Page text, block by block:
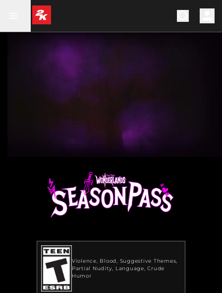
Violence Blood Suggestive Themes
Partial Nudity Language Crude
Humor